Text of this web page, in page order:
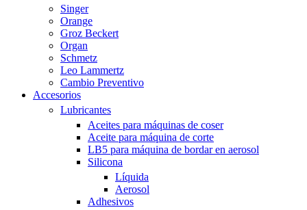
Singer
Orange
Groz Beckert
Organ
Schmetz
Leo Lammertz
Cambio Preventivo
Accesorios
Lubricantes
Aceites para máquinas de coser
Aceite para máquina de corte
LB5 para máquina de bordar en aerosol
Silicona
Líquida
Aerosol
Adhesivos